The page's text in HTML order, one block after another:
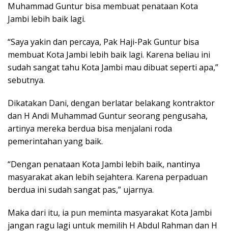
Muhammad Guntur bisa membuat penataan Kota
Jambi lebih baik lagi.
“Saya yakin dan percaya, Pak Haji-Pak Guntur bisa
membuat Kota Jambi lebih baik lagi. Karena beliau ini
sudah sangat tahu Kota Jambi mau dibuat seperti apa,”
sebutnya.
Dikatakan Dani, dengan berlatar belakang kontraktor
dan H Andi Muhammad Guntur seorang pengusaha,
artinya mereka berdua bisa menjalani roda
pemerintahan yang baik.
“Dengan penataan Kota Jambi lebih baik, nantinya
masyarakat akan lebih sejahtera. Karena perpaduan
berdua ini sudah sangat pas,” ujarnya.
Maka dari itu, ia pun meminta masyarakat Kota Jambi
jangan ragu lagi untuk memilih H Abdul Rahman dan H